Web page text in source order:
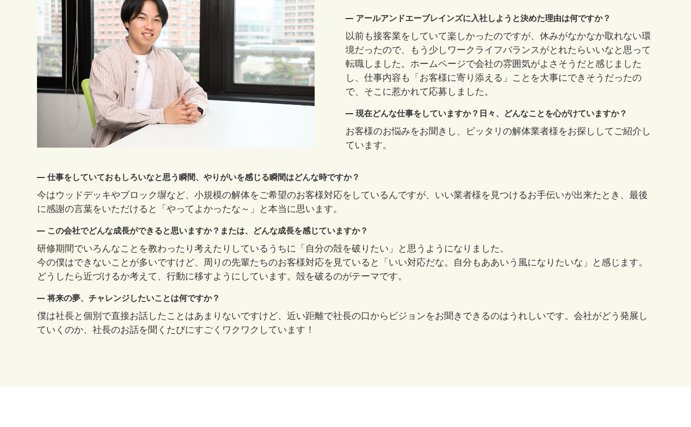
アールアンドエーブレインズに入社しようと決めた理由は何ですか？
以前も接客業をしていて楽しかったのですが、休みがなかなか取れない環
境だったので、もう少しワークライフバランスがとれたらいいなと思って
転職しました。ホームページで会社の雰囲気がよさそうだと感じました
し、仕事内容も「お客様に寄り添える」ことを大事にできそうだったの
で、そこに惹かれて応募しました。
現在どんな仕事をしていますか？日々、どんなことを心がけていますか？
お客様のお悩みをお聞きし、ピッタリの解体業者様をお探ししてご紹介し
ています。
仕事をしていておもしろいなと思う瞬間、やりがいを感じる瞬間はどんな時ですか？
今はウッドデッキやブロック塀など、小規模の解体をご希望のお客様対応をしているんですが、いい業者様を見つけるお手伝いが出来たとき、最後
に感謝の言葉をいただけると「やってよかったな～」と本当に思います。
この会社でどんな成長ができると思いますか？または、どんな成長を感じていますか？
研修期間でいろんなことを教わったり考えたりしているうちに「自分の殻を破りたい」と思うようになりました。
今の僕はできないことが多いですけど、周りの先輩たちのお客様対応を見ていると「いい対応だな。自分もああいう風になりたいな」と感じます。
どうしたら近づけるか考えて、行動に移すようにしています。殻を破るのがテーマです。
将来の夢、チャレンジしたいことは何ですか？
僕は社長と個別で直接お話したことはあまりないですけど、近い距離で社長の口からビジョンをお聞きできるのはうれしいです。会社がどう発展し
ていくのか、社長のお話を聞くたびにすごくワクワクしています！